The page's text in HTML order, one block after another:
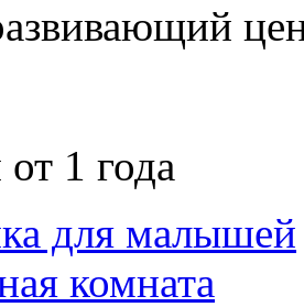
1 года
для малышей
комната